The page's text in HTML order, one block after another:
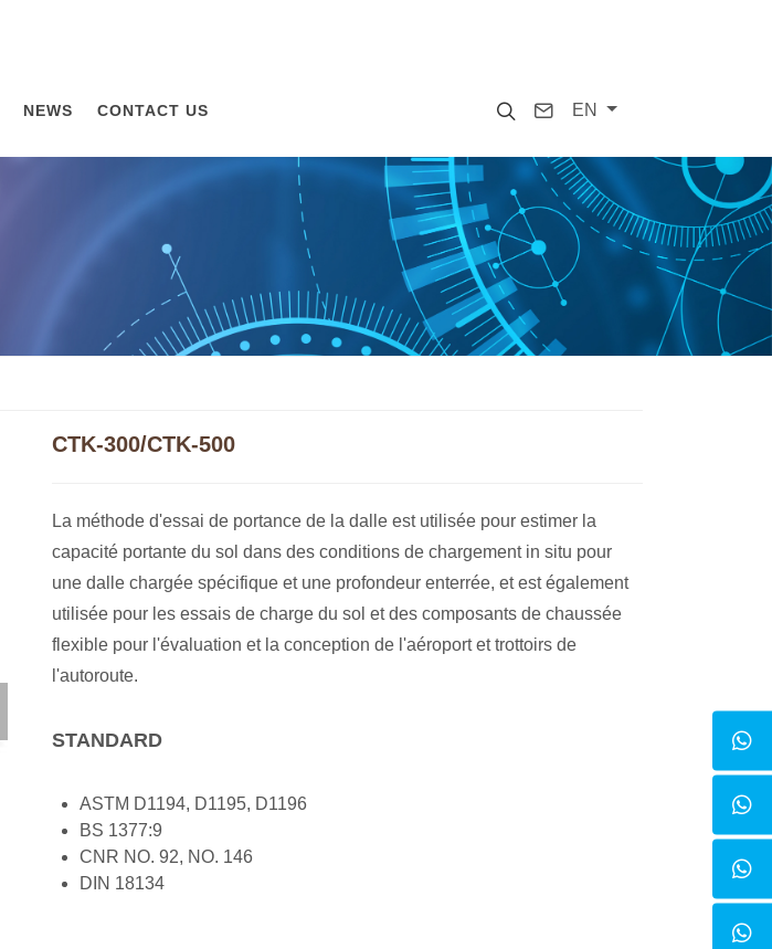
SearchContact
EN
NEWS CONTACT US
CTK-300/CTK-500
La méthode d'essai de portance de la dalle est utilisée pour estimer la
capacité portante du sol dans des conditions de chargement in situ pour
une dalle chargée spécifique et une profondeur enterrée, et est également
utilisée pour les essais de charge du sol et des composants de chaussée
flexible pour l'évaluation et la conception de l'aéroport et trottoirs de
l'autoroute.
STANDARD
ASTM D1194, D1195, D1196
BS 1377:9
CNR NO. 92, NO. 146
DIN 18134